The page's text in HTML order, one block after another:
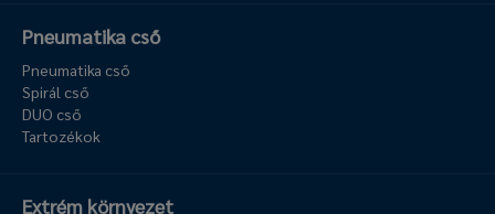
Pneumatika cső
Pneumatika cső
Spirál cső
DUO cső
Tartozékok
Extrém környezet